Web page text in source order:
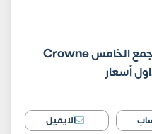
فندق كراون بلازا ريزيدنس التجمع الخامس Crowne
الايميل